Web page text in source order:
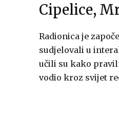
Cipelice,
Radionica je
sudjelovali u
učili su kako
vodio kroz svijet